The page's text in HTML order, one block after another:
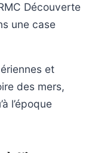
Découverte
une case
et
des mers,
l’époque